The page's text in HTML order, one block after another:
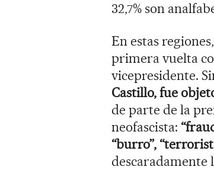
32,7% son
En estas
primera vuelta
vicepresidente.
Castillo, fue
de parte de la
neofascista:
“burro”,
descaradamente